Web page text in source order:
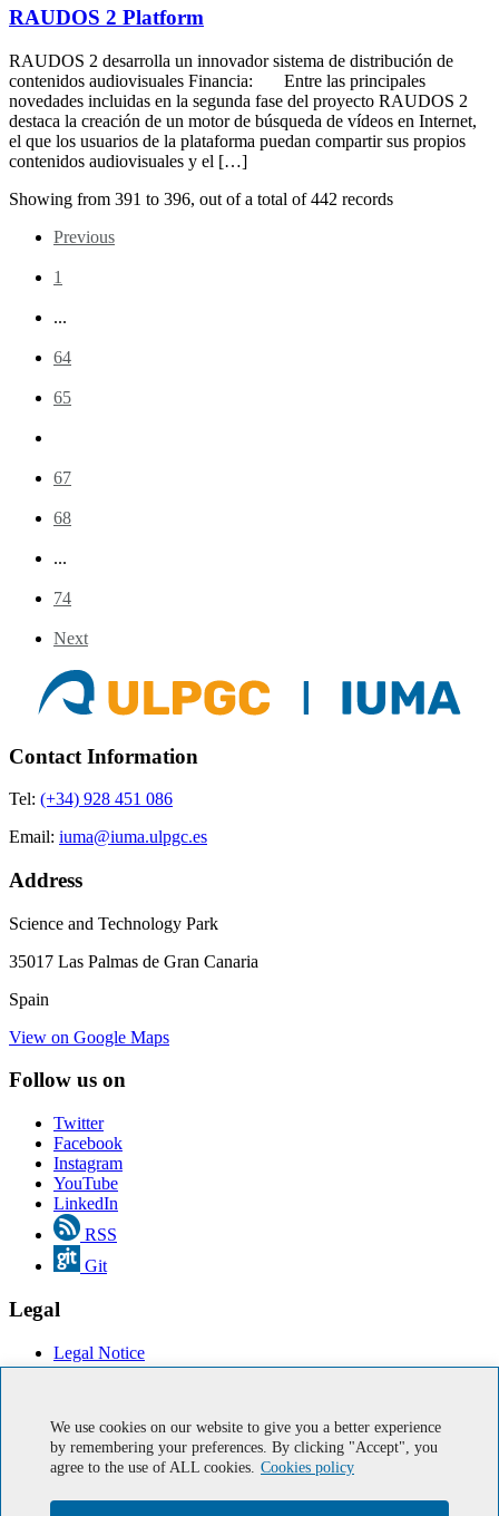
We use cookies on our website to give you a better experience
by remembering your preferences. By clicking "Accept", you
agree to the use of ALL cookies. Cookies policy
RAUDOS 2 Platform
RAUDOS 2 desarrolla un innovador sistema de distribución de
contenidos audiovisuales Financia: Entre las principales
novedades incluidas en la segunda fase del proyecto RAUDOS 2
destaca la creación de un motor de búsqueda de vídeos en Internet,
el que los usuarios de la plataforma puedan compartir sus propios
contenidos audiovisuales y el […]
Showing from 391 to 396, out of a total of442 records
Previous
1
...
64
65
67
68
...
74
Next
Contact Information
Tel: (+34) 928 451 086
Email: iuma@iuma.ulpgc.es
Address
Science and Technology Park
35017 Las Palmas de Gran Canaria
Spain
View on Google Maps
Follow us on
Twitter
Facebook
Instagram
YouTube
LinkedIn
RSS
Git
Legal
Legal Notice
Cookies
Online Services
IUMA Email
IT Support